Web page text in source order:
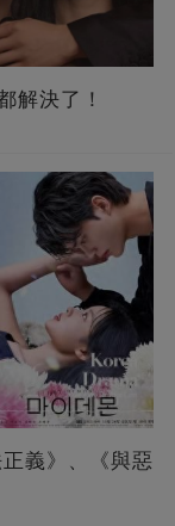
解決了！
義》、《與惡